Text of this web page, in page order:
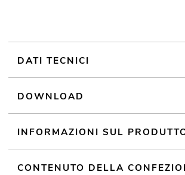
Made in Europe
Per maggiori informazioni su questo
"Download" nella scheda tecnica
DATI TECNICI
DOWNLOAD
INFORMAZIONI SUL
CONTENUTO DELLA